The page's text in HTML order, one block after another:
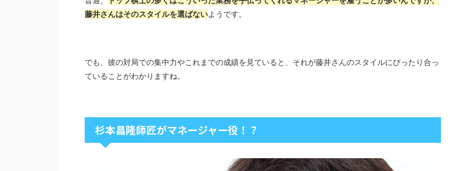
藤井さんはそのスタイルを選ばないようです。
でも、彼の対局での集中力やこれまでの成績を見ていると、それが藤井さんのスタイルにぴったり合っ
ていることがわかりますね。
杉本昌隆師匠がマネージャー役！？